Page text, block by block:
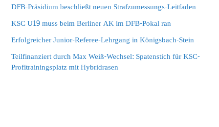
DFB-Präsidium beschließt neuen Strafzumessungs-Leitfaden
KSC U19 muss beim Berliner AK im DFB-Pokal ran
Erfolgreicher Junior-Referee-Lehrgang in Königsbach-Stein
Teilfinanziert durch Max Weiß-Wechsel: Spatenstich für KSC-
Profitrainingsplatz mit Hybridrasen